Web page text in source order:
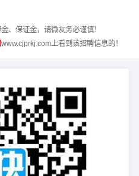
、保证金，请微友务必谨慎！
www.cjprkj.com上看到该招聘信息的！